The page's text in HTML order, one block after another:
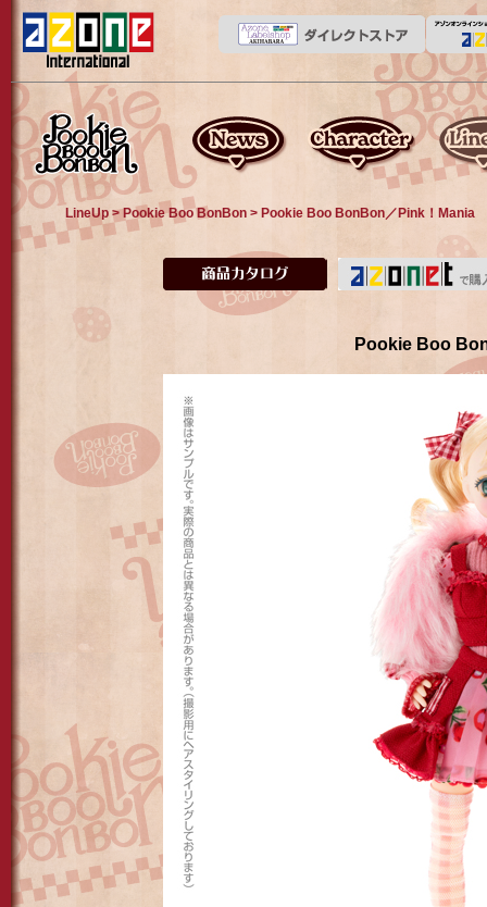
kikipop News
LineUp >Pookie Boo BonBon > Pookie Boo BonBon／Pink！Mania
商品カタログ
Pookie Boo